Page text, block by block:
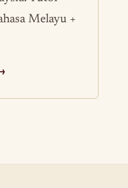
Melayu +